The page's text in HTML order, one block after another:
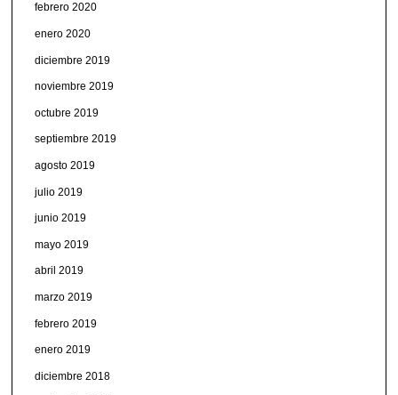
febrero 2020
enero 2020
diciembre 2019
noviembre 2019
octubre 2019
septiembre 2019
agosto 2019
julio 2019
junio 2019
mayo 2019
abril 2019
marzo 2019
febrero 2019
enero 2019
diciembre 2018